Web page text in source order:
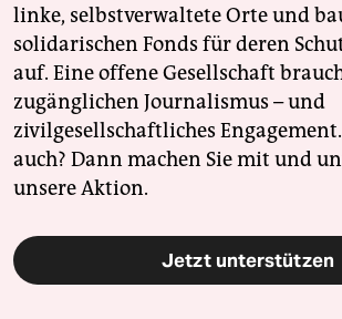
linke, selbstverwaltete Orte und
solidarischen Fonds für deren
auf. Eine offene Gesellschaft
zugänglichen Journalismus – und
zivilgesellschaftliches
auch? Dann machen Sie mit und
unsere Aktion.
Jetzt unterstützen